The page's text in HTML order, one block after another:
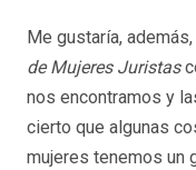
Me gustaría,
de Mujeres Juristas
nos encontramos y
cierto que algunas
mujeres tenemos un